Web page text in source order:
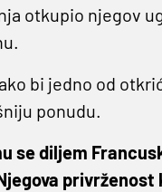
otkupio njegov
bi jedno od
ponudu.
se diljem